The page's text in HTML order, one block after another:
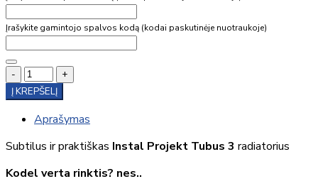
Įrašykite gamintojo spalvos kodą (kodai paskutinėje nuotraukoje)
-
+
Į KREPŠELĮ
Aprašymas
Subtilus ir praktiškas Instal Projekt Tubus 3 radiatorius
Kodel verta rinktis? nes..